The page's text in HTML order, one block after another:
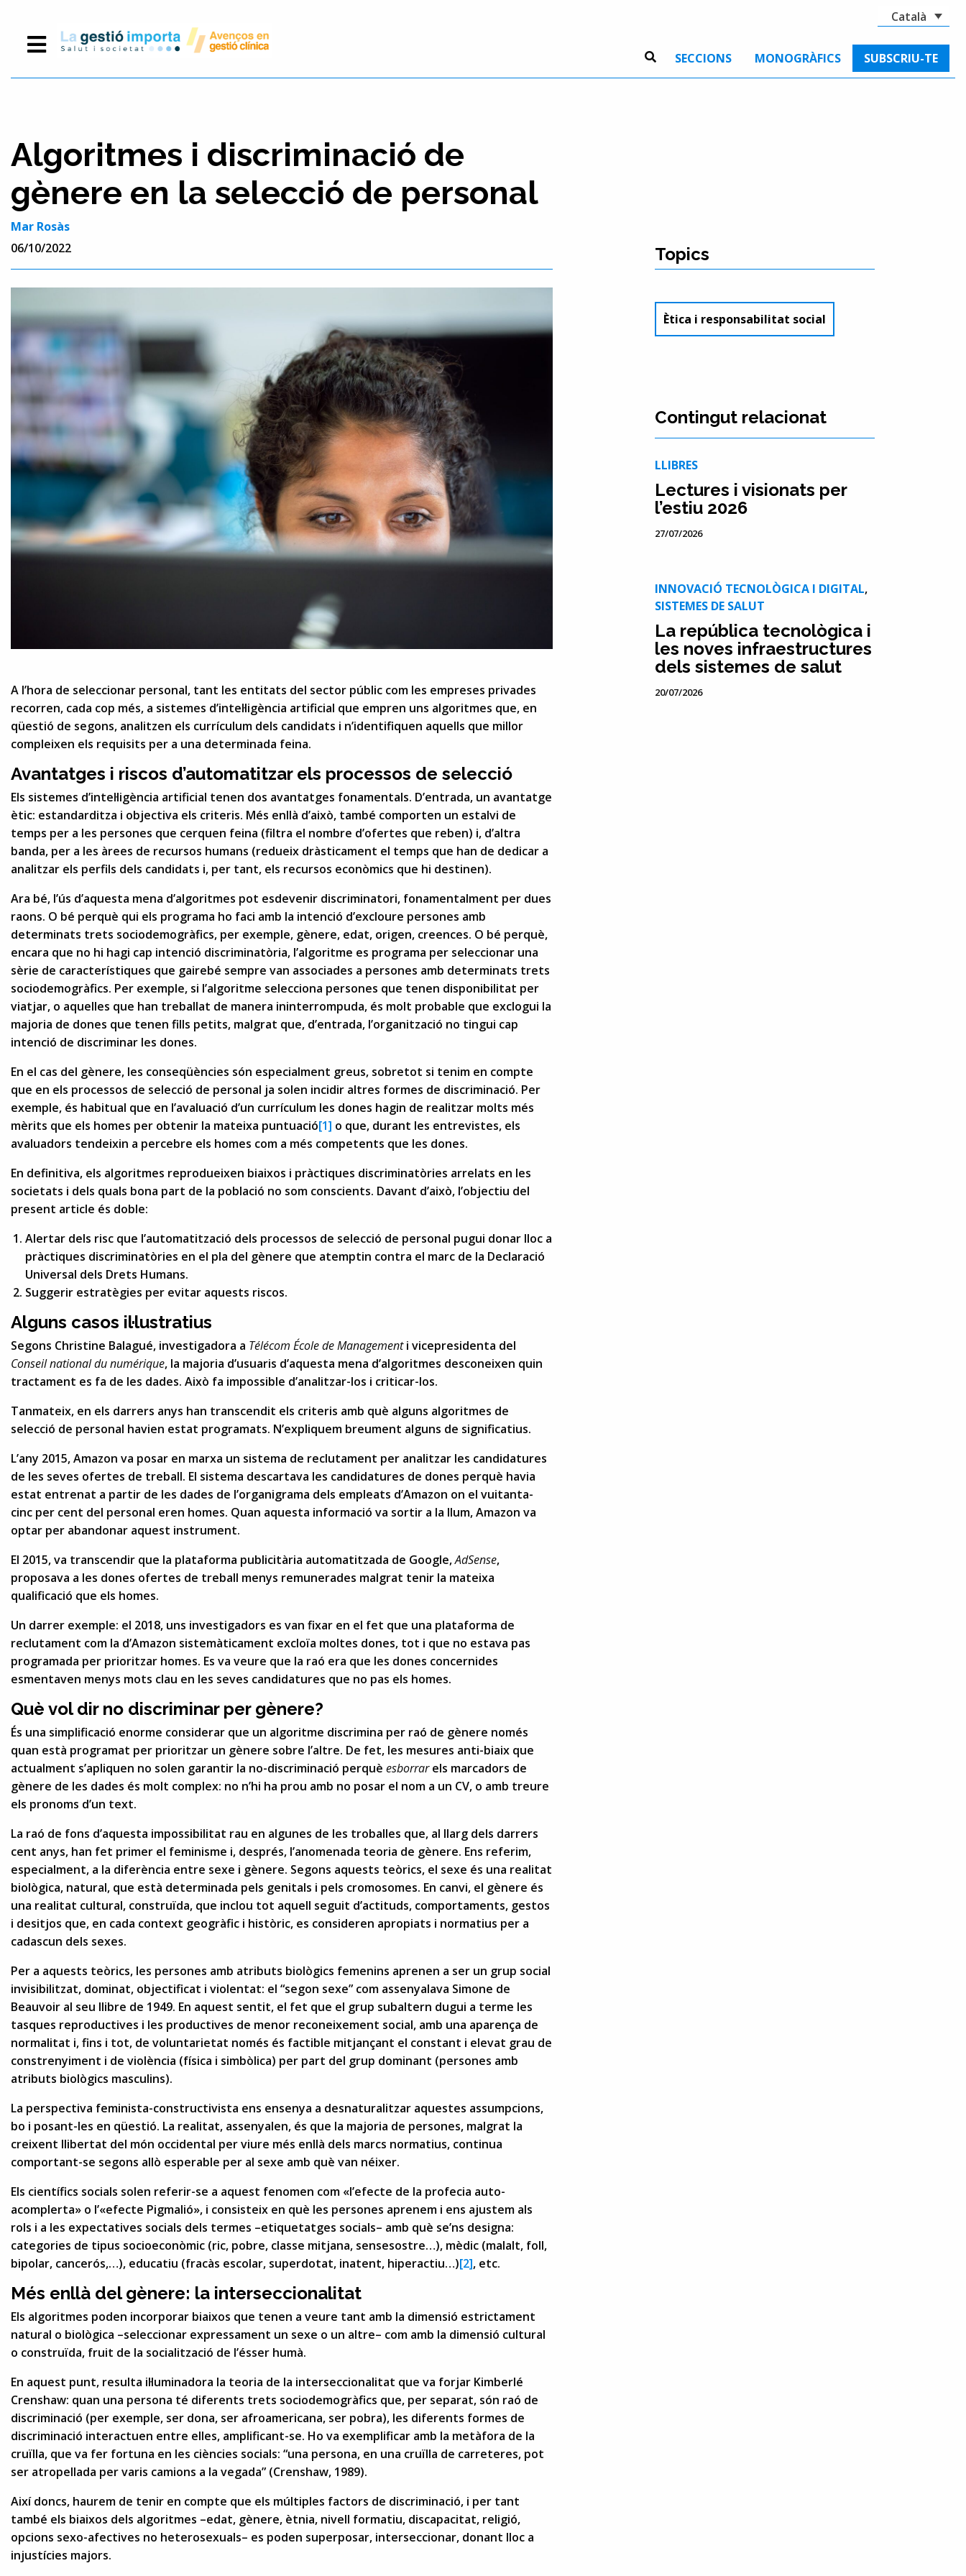
Català
SECCIONS MONOGRÀFICS SUBSCRIU-TE
Algoritmes i discriminació de
gènere en la selecció de personal
Mar Rosàs
06/10/2022
A l’hora de seleccionar personal, tant les entitats del sector públic com les empreses privades
recorren, cada cop més, a sistemes d’intel·ligència artificial que empren uns algoritmes que, en
qüestió de segons, analitzen els currículum dels candidats i n’identifiquen aquells que millor
compleixen els requisits per a una determinada feina.
Avantatges i riscos d’automatitzar els processos de selecció
Els sistemes d’intel·ligència artificial tenen dos avantatges fonamentals. D’entrada, un avantatge
ètic: estandarditza i objectiva els criteris. Més enllà d’això, també comporten un estalvi de
temps per a les persones que cerquen feina (filtra el nombre d’ofertes que reben) i, d’altra
banda, per a les àrees de recursos humans (redueix dràsticament el temps que han de dedicar a
analitzar els perfils dels candidats i, per tant, els recursos econòmics que hi destinen).
Ara bé, l’ús d’aquesta mena d’algoritmes pot esdevenir discriminatori, fonamentalment per dues
raons. O bé perquè qui els programa ho faci amb la intenció d’excloure persones amb
determinats trets sociodemogràfics, per exemple, gènere, edat, origen, creences. O bé perquè,
encara que no hi hagi cap intenció discriminatòria, l’algoritme es programa per seleccionar una
sèrie de característiques que gairebé sempre van associades a persones amb determinats trets
sociodemogràfics. Per exemple, si l’algoritme selecciona persones que tenen disponibilitat per
viatjar, o aquelles que han treballat de manera ininterrompuda, és molt probable que exclogui la
majoria de dones que tenen fills petits, malgrat que, d’entrada, l’organització no tingui cap
intenció de discriminar les dones.
En el cas del gènere, les conseqüències són especialment greus, sobretot si tenim en compte
que en els processos de selecció de personal ja solen incidir altres formes de discriminació. Per
exemple, és habitual que en l’avaluació d’un currículum les dones hagin de realitzar molts més
mèrits que els homes per obtenir la mateixa puntuació[1] o que, durant les entrevistes, els
avaluadors tendeixin a percebre els homes com a més competents que les dones.
En definitiva, els algoritmes reprodueixen biaixos i pràctiques discriminatòries arrelats en les
societats i dels quals bona part de la població no som conscients. Davant d’això, l’objectiu del
present article és doble:
Alertar dels risc que l’automatització dels processos de selecció de personal pugui donar lloc a
pràctiques discriminatòries en el pla del gènere que atemptin contra el marc de la Declaració
Universal dels Drets Humans.
Suggerir estratègies per evitar aquests riscos.
Alguns casos il·lustratius
Segons Christine Balagué, investigadora a Télécom École de Managementi vicepresidenta del
Conseil national du numérique, la majoria d’usuaris d’aquesta mena d’algoritmes desconeixen quin
tractament es fa de les dades. Això fa impossible d’analitzar-los i criticar-los.
Tanmateix, en els darrers anys han transcendit els criteris amb què alguns algoritmes de
selecció de personal havien estat programats. N’expliquem breument alguns de significatius.
L’any 2015, Amazon va posar en marxa un sistema de reclutament per analitzar les candidatures
de les seves ofertes de treball. El sistema descartava les candidatures de dones perquè havia
estat entrenat a partir de les dades de l’organigrama dels empleats d’Amazon on el vuitanta-
cinc per cent del personal eren homes. Quan aquesta informació va sortir a la llum, Amazon va
optar per abandonar aquest instrument.
El 2015, va transcendir que la plataforma publicitària automatitzada de Google,AdSense,
proposava a les dones ofertes de treball menys remunerades malgrat tenir la mateixa
qualificació que els homes.
Un darrer exemple: el 2018, uns investigadors es van fixar en el fet que una plataforma de
reclutament com la d’Amazon sistemàticament excloïa moltes dones, tot i que no estava pas
programada per prioritzar homes. Es va veure que la raó era que les dones concernides
esmentaven menys mots clau en les seves candidatures que no pas els homes.
Què vol dir no discriminar per gènere?
És una simplificació enorme considerar que un algoritme discrimina per raó de gènere només
quan està programat per prioritzar un gènere sobre l’altre. De fet, les mesures anti-biaix que
actualment s’apliquen no solen garantir la no-discriminació perquè esborrarels marcadors de
gènere de les dades és molt complex: no n’hi ha prou amb no posar el nom a un CV, o amb treure
els pronoms d’un text.
La raó de fons d’aquesta impossibilitat rau en algunes de les troballes que, al llarg dels darrers
cent anys, han fet primer el feminisme i, després, l’anomenada teoria de gènere. Ens referim,
especialment, a la diferència entre sexe i gènere. Segons aquests teòrics, el sexe és una realitat
biològica, natural, que està determinada pels genitals i pels cromosomes. En canvi, el gènere és
una realitat cultural, construïda, que inclou tot aquell seguit d’actituds, comportaments, gestos
i desitjos que, en cada context geogràfic i històric, es consideren apropiats i normatius per a
cadascun dels sexes.
Per a aquests teòrics, les persones amb atributs biològics femenins aprenen a ser un grup social
invisibilitzat, dominat, objectificat i violentat: el “segon sexe” com assenyalava Simone de
Beauvoir al seu llibre de 1949. En aquest sentit, el fet que el grup subaltern dugui a terme les
tasques reproductives i les productives de menor reconeixement social, amb una aparença de
normalitat i, fins i tot, de voluntarietat només és factible mitjançant el constant i elevat grau de
constrenyiment i de violència (física i simbòlica) per part del grup dominant (persones amb
atributs biològics masculins).
La perspectiva feminista-constructivista ens ensenya a desnaturalitzar aquestes assumpcions,
bo i posant-les en qüestió. La realitat, assenyalen, és que la majoria de persones, malgrat la
creixent llibertat del món occidental per viure més enllà dels marcs normatius, continua
comportant-se segons allò esperable per al sexe amb què van néixer.
Els científics socials solen referir-se a aquest fenomen com «l’efecte de la profecia auto-
acomplerta» o l’«efecte Pigmalió», i consisteix en què les persones aprenem i ens ajustem als
rols i a les expectatives socials dels termes –etiquetatges socials– amb què se’ns designa:
categories de tipus socioeconòmic (ric, pobre, classe mitjana, sensesostre…), mèdic (malalt, foll,
bipolar, cancerós,…), educatiu (fracàs escolar, superdotat, inatent, hiperactiu…)[2], etc.
Més enllà del gènere: la interseccionalitat
Els algoritmes poden incorporar biaixos que tenen a veure tant amb la dimensió estrictament
natural o biològica –seleccionar expressament un sexe o un altre– com amb la dimensió cultural
o construïda, fruit de la socialització de l’ésser humà.
En aquest punt, resulta il·luminadora la teoria de la interseccionalitat que va forjar Kimberlé
Crenshaw: quan una persona té diferents trets sociodemogràfics que, per separat, són raó de
discriminació (per exemple, ser dona, ser afroamericana, ser pobra), les diferents formes de
discriminació interactuen entre elles, amplificant-se. Ho va exemplificar amb la metàfora de la
cruïlla, que va fer fortuna en les ciències socials: “una persona, en una cruïlla de carreteres, pot
ser atropellada per varis camions a la vegada” (Crenshaw, 1989).
Així doncs, haurem de tenir en compte que els múltiples factors de discriminació, i per tant
també els biaixos dels algoritmes –edat, gènere, ètnia, nivell formatiu, discapacitat, religió,
opcions sexo-afectives no heterosexuals– es poden superposar, interseccionar, donant lloc a
injustícies majors.
Topics
Ètica i responsabilitat social
Contingut relacionat
LLIBRES
Lectures i visionats per
l’estiu 2026
27/07/2026
INNOVACIÓ TECNOLÒGICA I DIGITAL,
SISTEMES DE SALUT
La república tecnològica i
les noves infraestructures
dels sistemes de salut
20/07/2026